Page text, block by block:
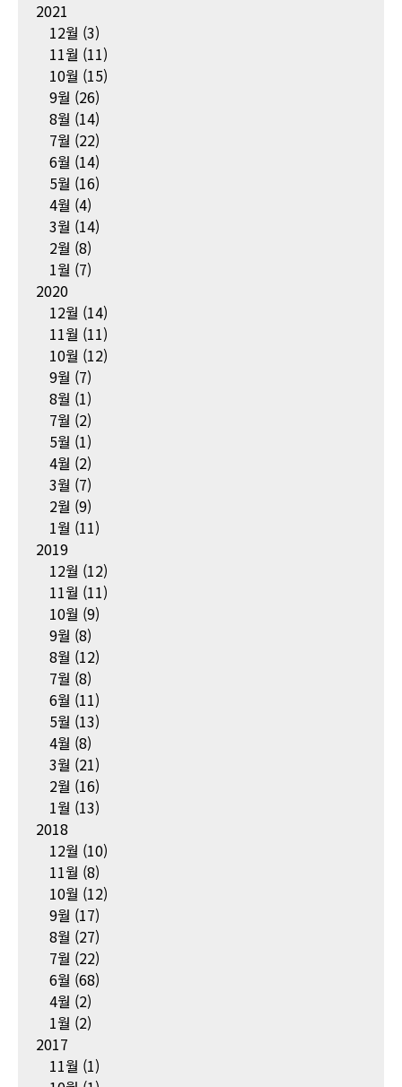
2021
12월 (3)
11월 (11)
10월 (15)
9월 (26)
8월 (14)
7월 (22)
6월 (14)
5월 (16)
4월 (4)
3월 (14)
2월 (8)
1월 (7)
2020
12월 (14)
11월 (11)
10월 (12)
9월 (7)
8월 (1)
7월 (2)
5월 (1)
4월 (2)
3월 (7)
2월 (9)
1월 (11)
2019
12월 (12)
11월 (11)
10월 (9)
9월 (8)
8월 (12)
7월 (8)
6월 (11)
5월 (13)
4월 (8)
3월 (21)
2월 (16)
1월 (13)
2018
12월 (10)
11월 (8)
10월 (12)
9월 (17)
8월 (27)
7월 (22)
6월 (68)
4월 (2)
1월 (2)
2017
11월 (1)